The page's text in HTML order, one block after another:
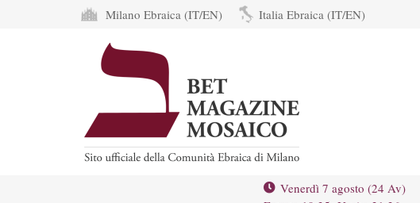
Milano Ebraica (IT/EN) Italia Ebraica (IT/EN)
Venerdì 7 agosto (24 Av)